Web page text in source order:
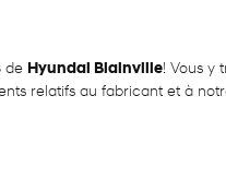
de Hyundai Blainville! Vous y
relatifs au fabricant et à